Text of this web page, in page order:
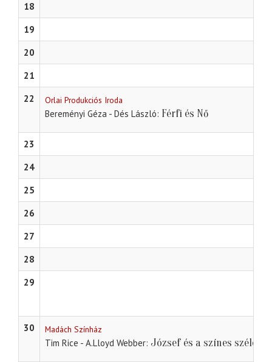
18
19
20
21
22
Orlai Produkciós Iroda
Bereményi Géza - Dés László Férfi és Nő
23
24
25
26
27
28
29
30 Madách Színház
Tim Rice - A.Lloyd Webber József és a színes